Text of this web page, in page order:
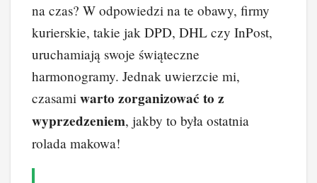
na czas? W odpowiedzi na te obawy, firmy
kurierskie, takie jak DPD, DHL czy InPost,
uruchamiają swoje świąteczne
harmonogramy. Jednak uwierzcie mi,
czasami warto zorganizować to z
wyprzedzeniem, jakby to była ostatnia
rolada makowa!